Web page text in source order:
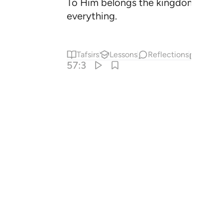
To Him belongs the kingdom of
everything.
Tafsirs Lessons Reflections
57:3